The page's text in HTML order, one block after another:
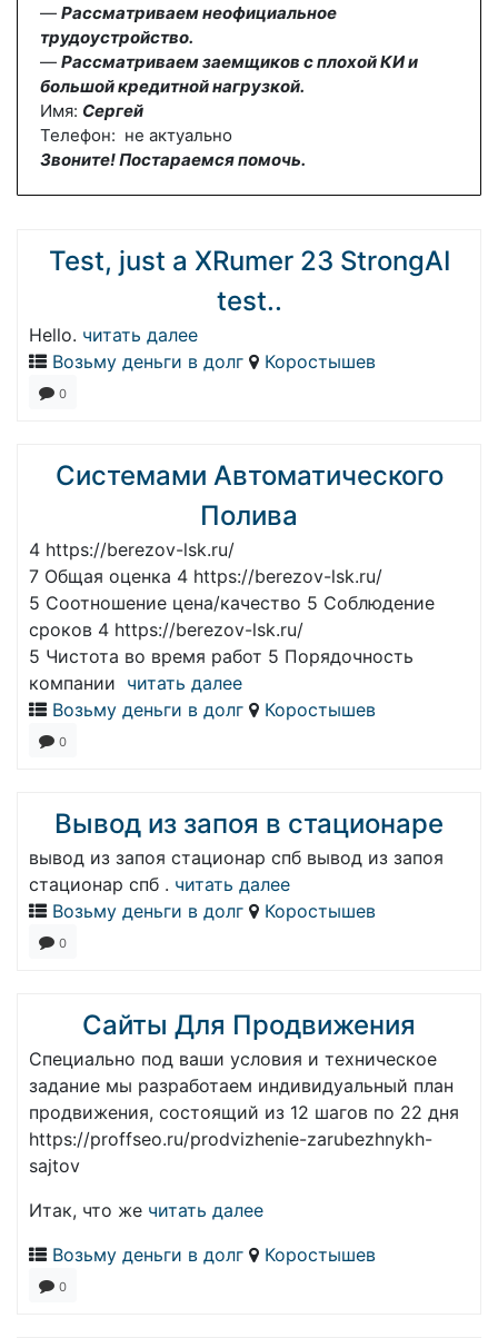
— Рассматриваем неофициальное
трудоустройство.
— Рассматриваем заемщиков с плохой КИ и
большой кредитной нагрузкой.
Имя: Сергей
Телефон: не актуально
Звоните! Постараемся помочь.
Test, just a XRumer 23 StrongAI
test..
Hello. читать далее
Возьму деньги в долг
Коростышев
0
Системами Автоматического
Полива
4 https://berezov-lsk.ru/
7 Общая оценка 4 https://berezov-lsk.ru/
5 Соотношение цена/качество 5 Соблюдение
сроков 4 https://berezov-lsk.ru/
5 Чистота во время работ 5 Порядочность
компании читать далее
Возьму деньги в долг
Коростышев
0
Вывод из запоя в стационаре
вывод из запоя стационар спб вывод из запоя
стационар спб . читать далее
Возьму деньги в долг
Коростышев
0
Сайты Для Продвижения
Специально под ваши условия и техническое
задание мы разработаем индивидуальный план
продвижения, состоящий из 12 шагов по 22 дня
https://proffseo.ru/prodvizhenie-zarubezhnykh-
sajtov
Итак, что же читать далее
Возьму деньги в долг
Коростышев
0